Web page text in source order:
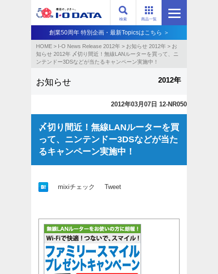
商品一覧
検索
創業50周年 特別企画・最新Topicsはこちら ＞
HOME > I-O News Release 2012年 > お知らせ 2012年 > お
知らせ 2012年 〆切り間近！無線LANルーターを買って、ニ
ンテンドー3DSなどが当たるキャンペーン実施中！
お知らせ 2012年
2012年03月07日 12-NR050
〆切り間近！無線LANルーターを買
って、ニンテンドー3DSなどが当た
るキャンペーン実施中！
mixiチェック Tweet